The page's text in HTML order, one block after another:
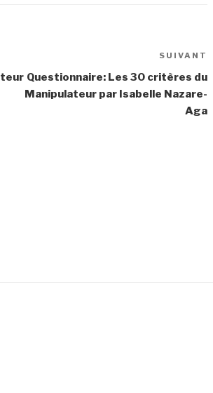
SUIVANT
Questionnaire: Les 30 critères du
Manipulateur par Isabelle Nazare-
Aga